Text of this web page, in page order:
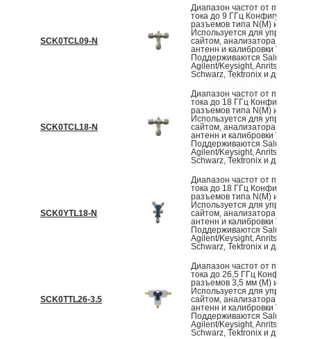
SCK0TCL09-N
Диапазон частот от
тока до 9 ГГц Конфигурация
разъемов типа N(M) и N(F)
Используется для
сайтом, анализатора
антенн и калибровки VNA
Поддерживаются Saluki,
Agilent/Keysight, Anritsu,
Schwarz, Tektronix и другие
SCK0TCL18-N
Диапазон частот от
тока до 18 ГГц Конфигурация
разъемов типа N(M) и N(F)
Используется для
сайтом, анализатора
антенн и калибровки VNA
Поддерживаются Saluki,
Agilent/Keysight, Anritsu,
Schwarz, Tektronix и другие
SCK0YTL18-N
Диапазон частот от
тока до 18 ГГц Конфигурация
разъемов типа N(M) и N(F)
Используется для
сайтом, анализатора
антенн и калибровки VNA
Поддерживаются Saluki,
Agilent/Keysight, Anritsu,
Schwarz, Tektronix и другие
SCK0TTL26-3.5
Диапазон частот от
тока до 26,5 ГГц
разъемов 3,5 мм (M) и 3,5 мм
Используется для
сайтом, анализатора
антенн и калибровки VNA
Поддерживаются Saluki,
Agilent/Keysight, Anritsu,
Schwarz, Tektronix и другие